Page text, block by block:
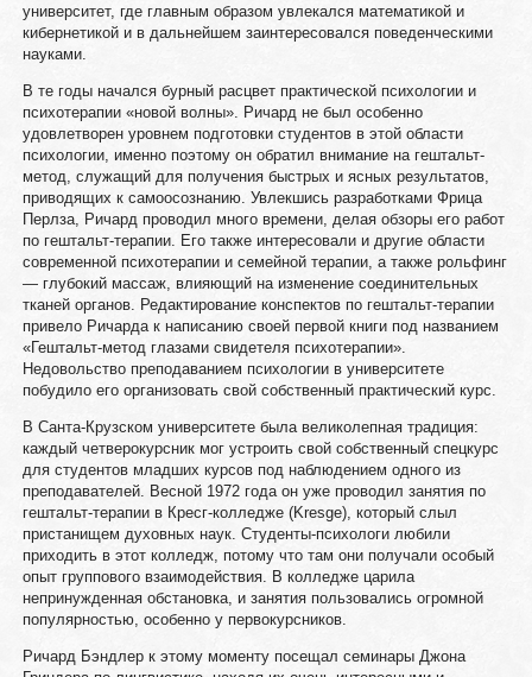
университет, где главным образом увлекался математикой и
кибернетикой и в дальнейшем заинтересовался поведенческими
науками.
В те годы начался бурный расцвет практической психологии и
психотерапии «новой волны». Ричард не был особенно
удовлетворен уровнем подготовки студентов в этой области
психологии, именно поэтому он обратил внимание на гештальт-
метод, служащий для получения быстрых и ясных результатов,
приводящих к самоосознанию. Увлекшись разработками Фрица
Перлза, Ричард проводил много времени, делая обзоры его работ
по гештальт-терапии. Его также интересовали и другие области
современной психотерапии и семейной терапии, а также рольфинг
— глубокий массаж, влияющий на изменение соединительных
тканей органов. Редактирование конспектов по гештальт-терапии
привело Ричарда к написанию своей первой книги под названием
«Гештальт-метод глазами свидетеля психотерапии».
Недовольство преподаванием психологии в университете
побудило его организовать свой собственный практический курс.
В Санта-Крузском университете была великолепная традиция:
каждый четверокурсник мог устроить свой собственный спецкурс
для студентов младших курсов под наблюдением одного из
преподавателей. Весной 1972 года он уже проводил занятия по
гештальт-терапии в Кресг-колледже (Kresge), который слыл
пристанищем духовных наук. Студенты-психологи любили
приходить в этот колледж, потому что там они получали особый
опыт группового взаимодействия. В колледже царила
непринужденная обстановка, и занятия пользовались огромной
популярностью, особенно у первокурсников.
Ричард Бэндлер к этому моменту посещал семинары Джона